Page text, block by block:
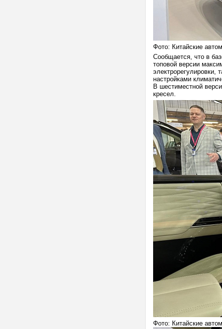
Фото: Китайские
Сообщается, что в
топовой версии
электрорегулировки,
настройками
В шестиместной
кресел.
Фото: Китайские